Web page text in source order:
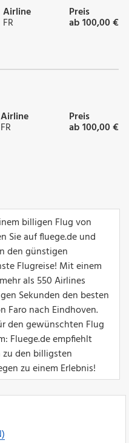
Airline
FR
Preis
ab 100,00 €
Airline
FR
Preis
ab 100,00 €
billigen Flug von
Sie auf fluege.de und
den günstigen
Flugreise! Mit einem
als 550 Airlines
Sekunden den besten
Faro nach Eindhoven.
den gewünschten Flug
Fluege.de empfiehlt
zu den billigsten
zu einem Erlebnis!